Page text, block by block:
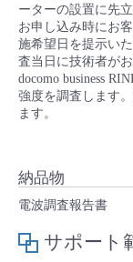
すべての
サポート
すべての
- ユーザー機能
- 登録情報の管
■ 基本構築ガイ
- クラウド / サ
- マルチクラ
- リモートワー
- ITインフラス
- その他
定期メン
協業パート
脱炭素化
ーターの設置に先
お申し込み時にお
施希望日を提示い
査当日に技術者が
docomo business
強度を調査します
ます。
納品物
電波調査報告書
サポート